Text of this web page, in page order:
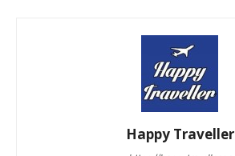
Happy Traveller